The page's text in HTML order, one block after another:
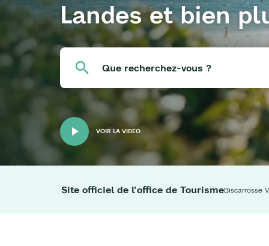
Landes et bien
Que recherchez-vous ?
VOIR LA VIDÉO
Site officiel de l'office de TourismeBiscarrosse